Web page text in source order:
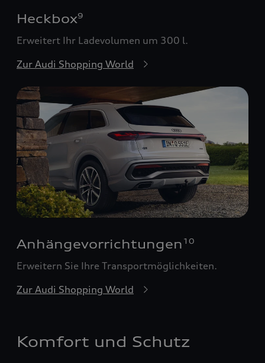
Heckbox9
Erweitert Ihr Ladevolumen um 300 l.
Zur Audi Shopping World
Anhängevorrichtungen 10
Erweitern Sie Ihre Transportmöglichkeiten.
Zur Audi Shopping World
Komfort und Schutz